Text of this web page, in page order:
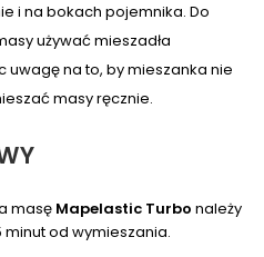
i na bokach pojemnika. Do
używać mieszadła
na to, by mieszanka nie
masy ręcznie.
masę Mapelastic Turbo należy
od wymieszania.